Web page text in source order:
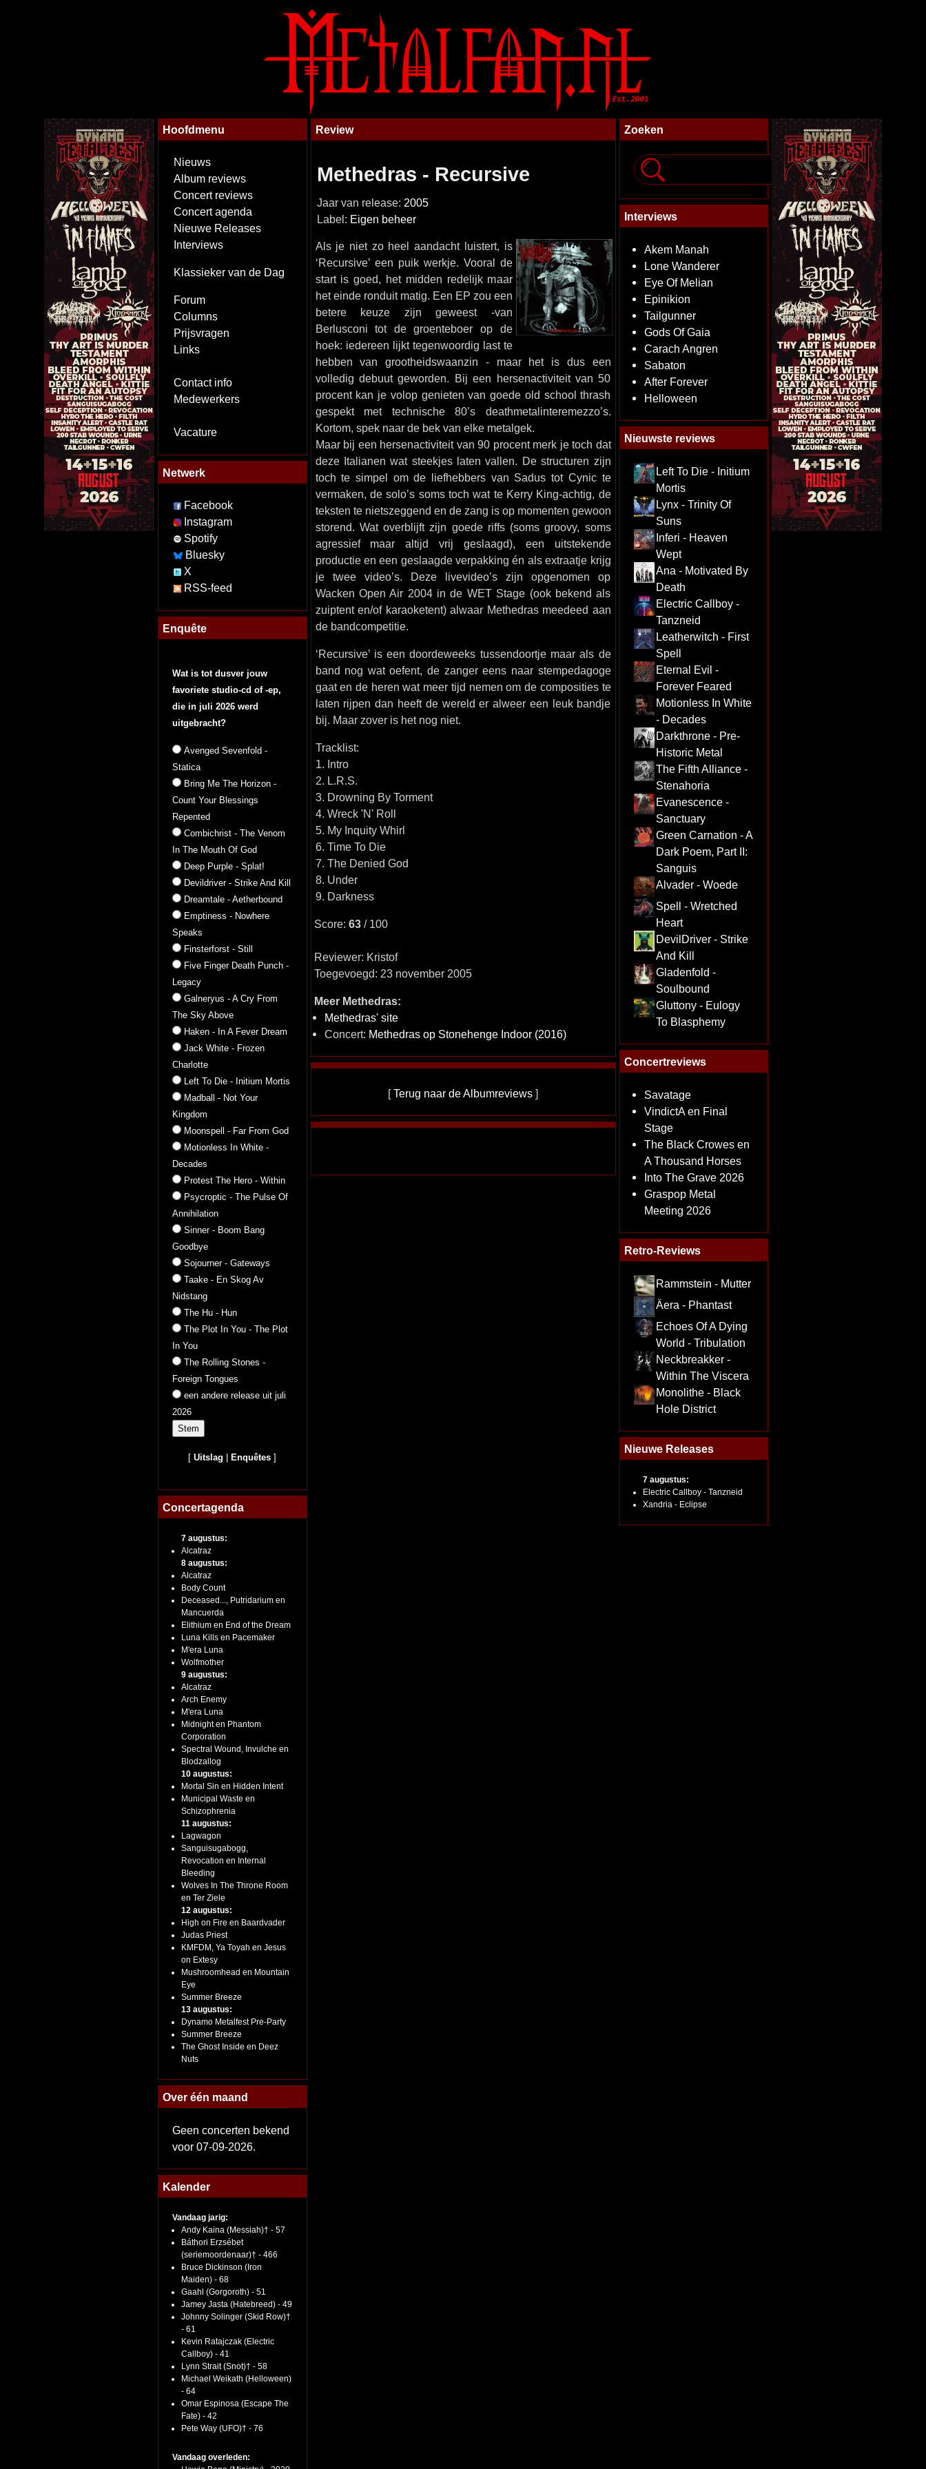
Hoofdmenu
Nieuws
Album reviews
Concert reviews
Concert agenda
Nieuwe Releases
Interviews
Klassieker van de Dag
Forum
Columns
Prijsvragen
Links
Contact info
Medewerkers
Vacature
Netwerk
Facebook
Instagram
Spotify
Bluesky
X
RSS-feed
Enquête
Wat is tot dusver jouw
favoriete studio-cd of -ep,
die in juli 2026 werd
uitgebracht?
Avenged Sevenfold -
Statica
Bring Me The Horizon -
Count Your Blessings
Repented
Combichrist - The Venom
In The Mouth Of God
Deep Purple - Splat!
Devildriver - Strike And Kill
Dreamtale - Aetherbound
Emptiness - Nowhere
Speaks
Finsterforst - Still
Five Finger Death Punch -
Legacy
Galneryus - A Cry From
The Sky Above
Haken - In A Fever Dream
Jack White - Frozen
Charlotte
Left To Die - Initium Mortis
Madball - Not Your
Kingdom
Moonspell - Far From God
Motionless In White -
Decades
Protest The Hero - Within
Psycroptic - The Pulse Of
Annihilation
Sinner - Boom Bang
Goodbye
Sojourner - Gateways
Taake - En Skog Av
Nidstang
The Hu - Hun
The Plot In You - The Plot
In You
The Rolling Stones -
Foreign Tongues
een andere release uit juli
2026
[Uitslag Enquêtes ]
Concertagenda
7 augustus:
Alcatraz
8 augustus:
Alcatraz
Body Count
Deceased..., Putridarium en
Mancuerda
Elithium en End of the Dream
Luna Kills en Pacemaker
M'era Luna
Wolfmother
9 augustus:
Alcatraz
Arch Enemy
M'era Luna
Midnight en Phantom
Corporation
Spectral Wound, Invulche en
Blodzallog
10 augustus:
Mortal Sin en Hidden Intent
Municipal Waste en
Schizophrenia
11 augustus:
Lagwagon
Sanguisugabogg,
Revocation en Internal
Bleeding
Wolves In The Throne Room
en Ter Ziele
12 augustus:
High on Fire en Baardvader
Judas Priest
KMFDM, Ya Toyah en Jesus
on Extesy
Mushroomhead en Mountain
Eye
Summer Breeze
13 augustus:
Dynamo Metalfest Pre-Party
Summer Breeze
The Ghost Inside en Deez
Nuts
Over één maand
Geen concerten bekend
voor 07-09-2026.
Kalender
Vandaag jarig:
Andy Kaina (Messiah)† - 57
Báthori Erzsébet
(seriemoordenaar)† - 466
Bruce Dickinson (Iron
Maiden) - 68
Gaahl (Gorgoroth) - 51
Jamey Jasta (Hatebreed) - 49
Johnny Solinger (Skid Row)†
- 61
Kevin Ratajczak (Electric
Callboy) - 41
Lynn Strait (Snot)† - 58
Michael Weikath (Helloween)
- 64
Omar Espinosa (Escape The
Fate) - 42
Pete Way (UFO)† - 76
Vandaag overleden:
Review
Methedras - Recursive
Jaar van release: 2005
Label: Eigen beheer
Als je niet zo heel aandacht luistert, is
‘Recursive’ een puik werkje. Vooral de
start is goed, het midden redelijk maar
het einde ronduit matig. Een EP zou een
betere keuze zijn geweest -van
Berlusconi tot de groenteboer op de
hoek: iedereen lijkt tegenwoordig last te
hebben van grootheidswaanzin - maar het is dus een
volledig debuut geworden. Bij een hersenactiviteit van 50
procent kan je volop genieten van goede old school thrash
gespekt met technische 80’s deathmetalinteremezzo’s.
Kortom, spek naar de bek van elke metalgek.
Maar bij een hersenactiviteit van 90 procent merk je toch dat
deze Italianen wat steekjes laten vallen. De structuren zijn
toch te simpel om de liefhebbers van Sadus tot Cynic te
vermaken, de solo’s soms toch wat te Kerry King-achtig, de
teksten te nietszeggend en de zang is op momenten gewoon
storend. Wat overblijft zijn goede riffs (soms groovy, soms
agressief maar altijd vrij geslaagd), een uitstekende
productie en een geslaagde verpakking én als extraatje krijg
je twee video’s. Deze livevideo’s zijn opgenomen op
Wacken Open Air 2004 in de WET Stage (ook bekend als
zuiptent en/of karaoketent) alwaar Methedras meedeed aan
de bandcompetitie.
‘Recursive’ is een doordeweeks tussendoortje maar als de
band nog wat oefent, de zanger eens naar stempedagoge
gaat en de heren wat meer tijd nemen om de composities te
laten rijpen dan heeft de wereld er alweer een leuk bandje
bij. Maar zover is het nog niet.
Tracklist:
1. Intro
2. L.R.S.
3. Drowning By Torment
4. Wreck 'N' Roll
5. My Inquity Whirl
6. Time To Die
7. The Denied God
8. Under
9. Darkness
Score: 63/ 100
Reviewer: Kristof
Toegevoegd: 23 november 2005
Meer Methedras:
Methedras' site
Concert: Methedras op Stonehenge Indoor (2016)
[Terug naar de Albumreviews ]
Zoeken
Interviews
Akem Manah
Lone Wanderer
Eye Of Melian
Epinikion
Tailgunner
Gods Of Gaia
Carach Angren
Sabaton
After Forever
Helloween
Nieuwste reviews
Left To Die - Initium
Mortis
Lynx - Trinity Of
Suns
Inferi - Heaven
Wept
Ana - Motivated By
Death
Electric Callboy -
Tanzneid
Leatherwitch - First
Spell
Eternal Evil -
Forever Feared
Motionless In White
- Decades
Darkthrone - Pre-
Historic Metal
The Fifth Alliance -
Stenahoria
Evanescence -
Sanctuary
Green Carnation - A
Dark Poem, Part II:
Sanguis
Alvader - Woede
Spell - Wretched
Heart
DevilDriver - Strike
And Kill
Gladenfold -
Soulbound
Gluttony - Eulogy
To Blasphemy
Concertreviews
Savatage
VindictA en Final
Stage
The Black Crowes en
A Thousand Horses
Into The Grave 2026
Graspop Metal
Meeting 2026
Retro-Reviews
Rammstein - Mutter
Äera - Phantast
Echoes Of A Dying
World - Tribulation
Neckbreakker -
Within The Viscera
Monolithe - Black
Hole District
Nieuwe Releases
7 augustus:
Electric Callboy - Tanzneid
Xandria - Eclipse